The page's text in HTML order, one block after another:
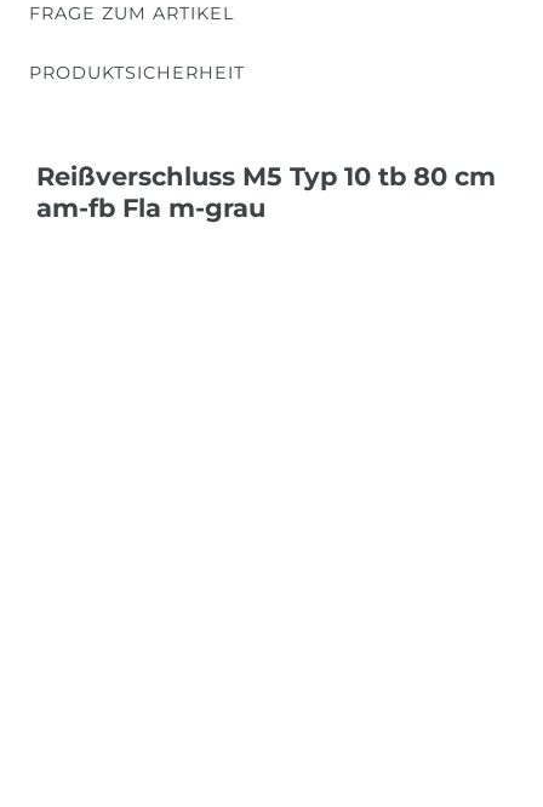
FRAGE ZUM ARTIKEL
PRODUKTSICHERHEIT
Reißverschluss M5 Typ 10 tb 80 cm
am-fb Fla m-grau